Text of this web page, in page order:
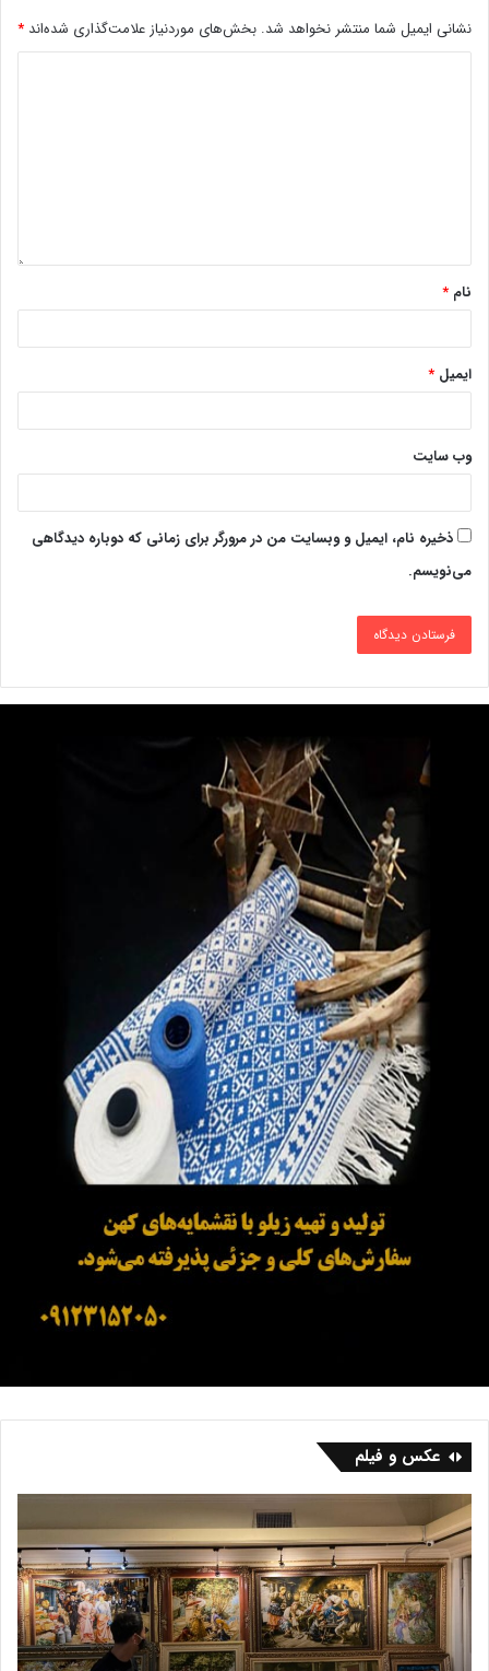
نشانی ایمیل شما منتشر نخواهد شد. بخش‌های موردنیاز علامت‌گذاری شده‌اند *
نام *
ایمیل *
وب‌ سایت
ذخیره نام، ایمیل و وبسایت من در مرورگر برای زمانی که دوباره دیدگاهی
می‌نویسم.
عکس و فیلم
ف
ر
ش
ه
س